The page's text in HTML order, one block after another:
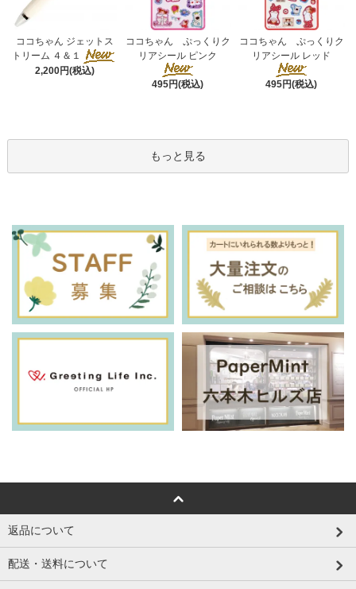
ココちゃん ジェットス
トリーム ４＆１
2,200円(税込)
ココちゃん ぷっくりク
リアシール ピンク
495円(税込)
ココちゃん ぷっくりク
リアシール レッド
495円(税込)
もっと見る
返品について
配送・送料について